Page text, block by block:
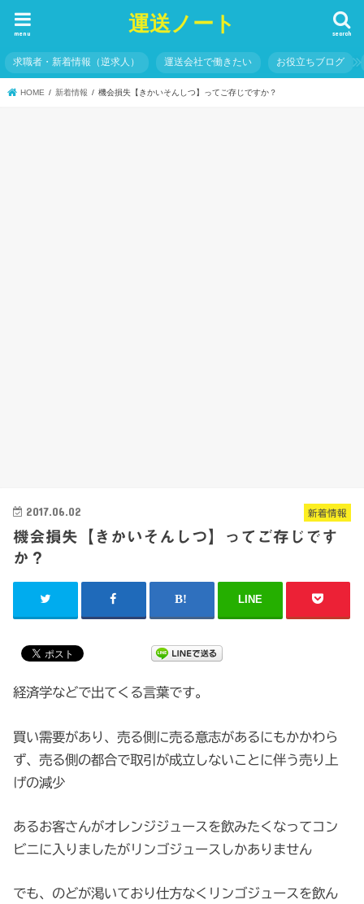
運送ノート search
menu
求職者・新着情報（逆求人） 運送会社で働きたい お役立ちブログ
HOME 新着情報 機会損失【きかいそんしつ】ってご存じですか？
新着情報
2017.06.02
機会損失【きかいそんしつ】ってご存じです
か？
LINE
経済学などで出てくる言葉です。
買い需要があり、売る側に売る意志があるにもかかわら
ず、売る側の都合で取引が成立しないことに伴う売り上
げの減少
あるお客さんがオレンジジュースを飲みたくなってコン
ビニに入りましたがリンゴジュースしかありません
でも、のどが渇いており仕方なくリンゴジュースを飲ん